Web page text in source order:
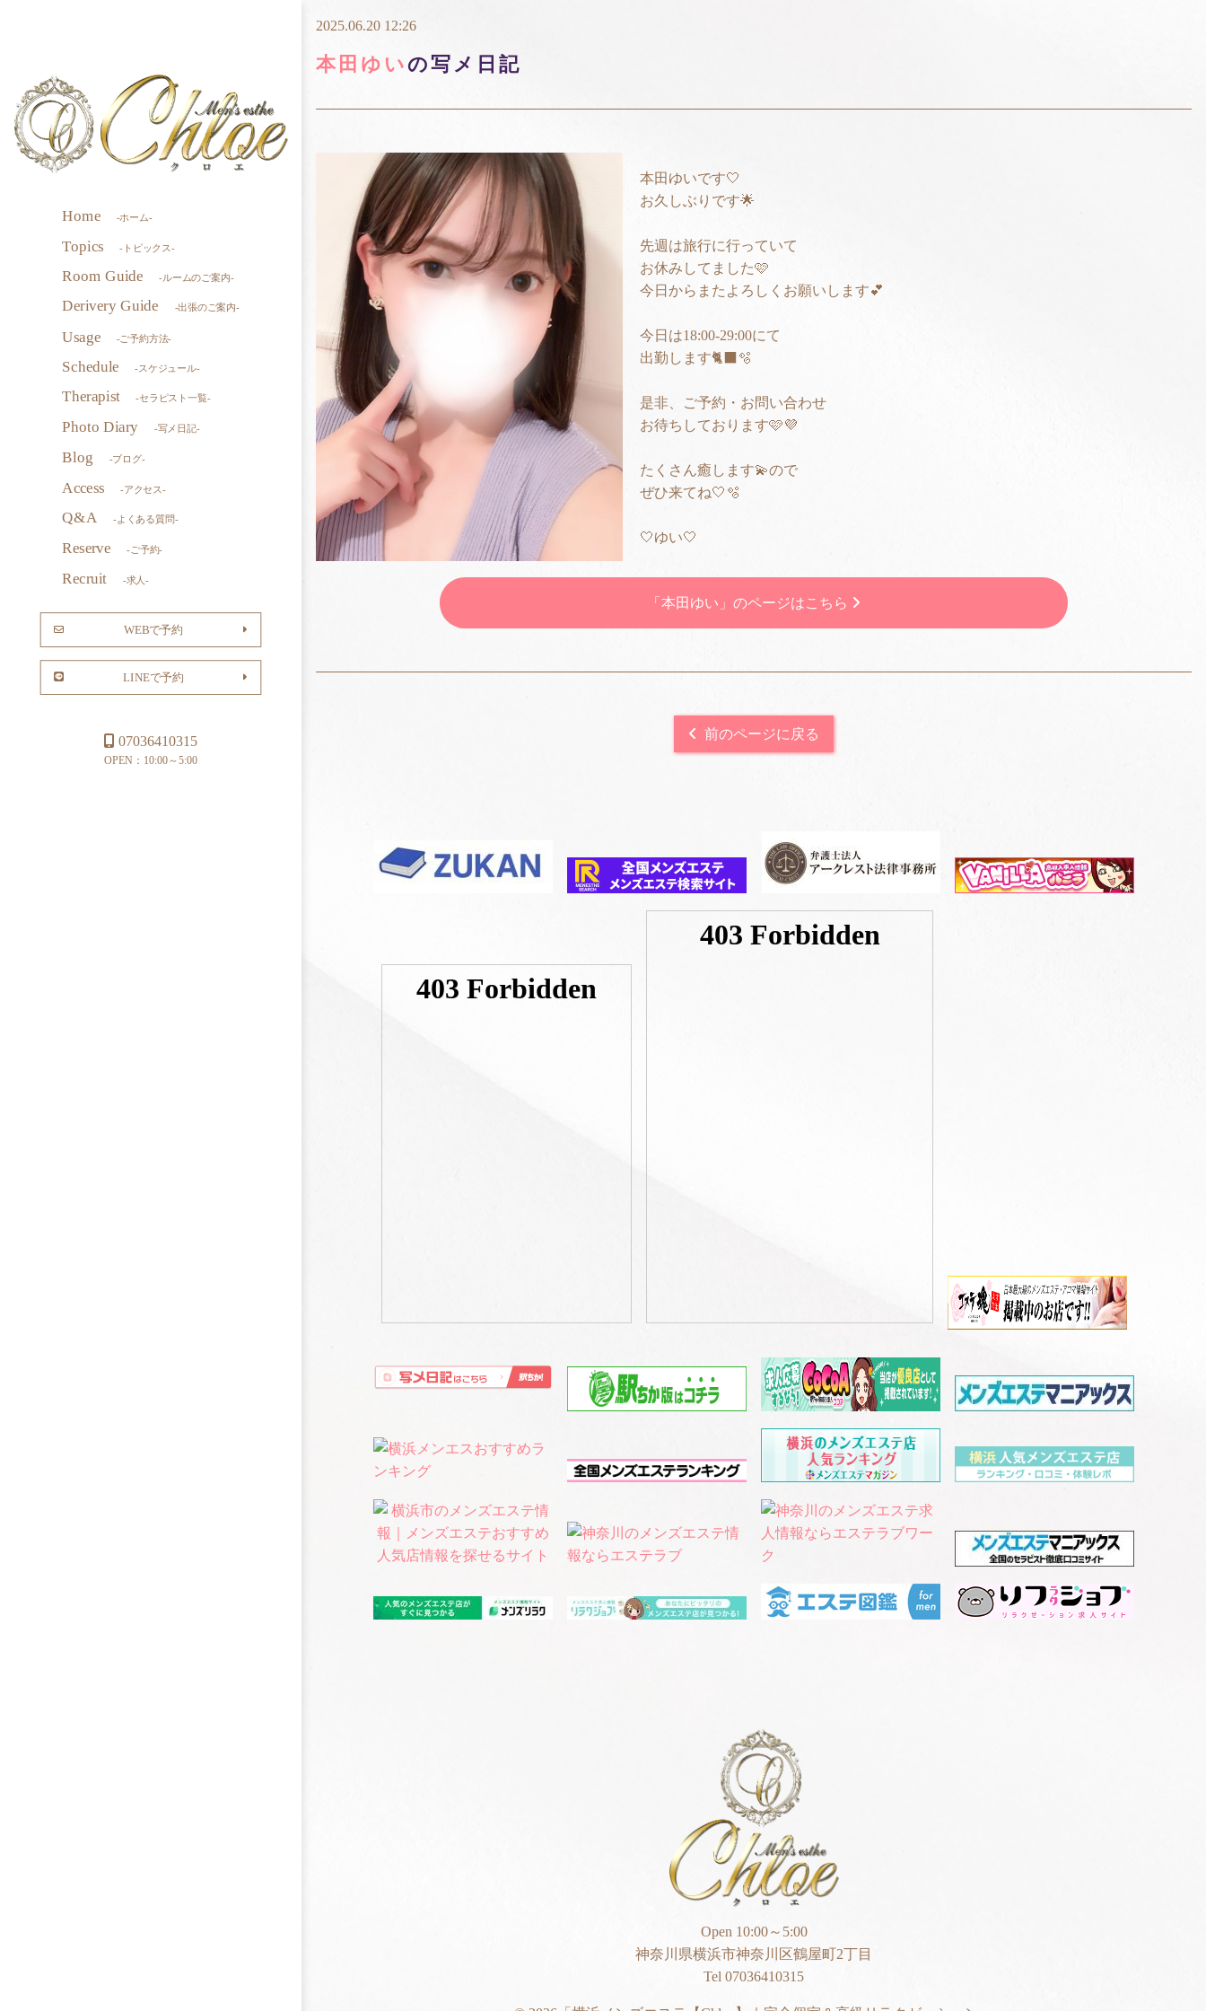
Home -ホーム-
Topics -トピックス-
Room Guide -ルームのご案内-
Derivery Guide -出張のご案内-
Usage -ご予約方法-
Schedule -スケジュール-
Therapist -セラピスト一覧-
Photo Diary -写メ日記-
Blog -ブログ-
Access -アクセス-
Q&A -よくある質問-
Reserve -ご予約-
Recruit -求人-
WEBで予約
LINEで予約
07036410315
OPEN：10:00～5:00
2025.06.20 12:26
本田ゆいの写メ日記
本田ゆいです🤍
お久しぶりです🌟
先週は旅行に行っていて
お休みしてました🩷
今日からまたよろしくお願いします💕
今日は18:00-29:00にて
出勤します🐈‍⬛🫧
是非、ご予約・お問い合わせ
お待ちしております🩷💜
たくさん癒します💫ので
ぜひ来てね🤍🫧
🤍ゆい🤍
「本田ゆい」のページはこちら
前のページに戻る
Open 10:00～5:00
神奈川県横浜市神奈川区鶴屋町2丁目
Tel 07036410315